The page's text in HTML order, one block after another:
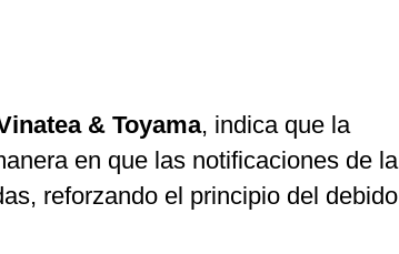
& Toyama, indica que la
en que las notificaciones de la
reforzando el principio del debido